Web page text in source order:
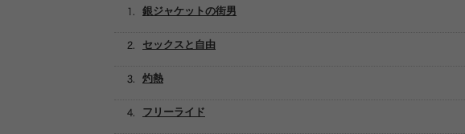
セックスと自由
フリーライド
灼熱
銀ジャケットの街男